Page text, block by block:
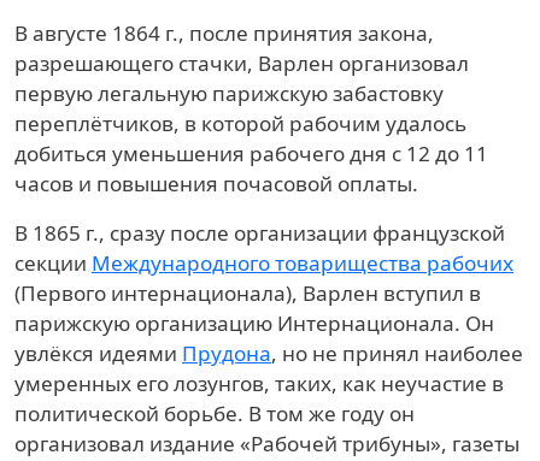
В августе 1864 г., после принятия закона,
разрешающего стачки, Варлен организовал
первую легальную парижскую забастовку
переплётчиков, в которой рабочим удалось
добиться уменьшения рабочего дня с 12 до 11
часов и повышения почасовой оплаты.
В 1865 г., сразу после организации французской
секции Международного товарищества рабочих
(Первого интернационала), Варлен вступил в
парижскую организацию Интернационала. Он
увлёкся идеями Прудона, но не принял наиболее
умеренных его лозунгов, таких, как неучастие в
политической борьбе. В том же году он
организовал издание «Рабочей трибуны», газеты